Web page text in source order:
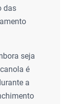
das
seja
é
a